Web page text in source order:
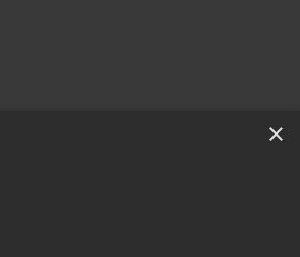
×